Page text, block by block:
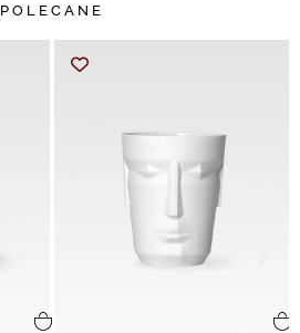
POLECANE